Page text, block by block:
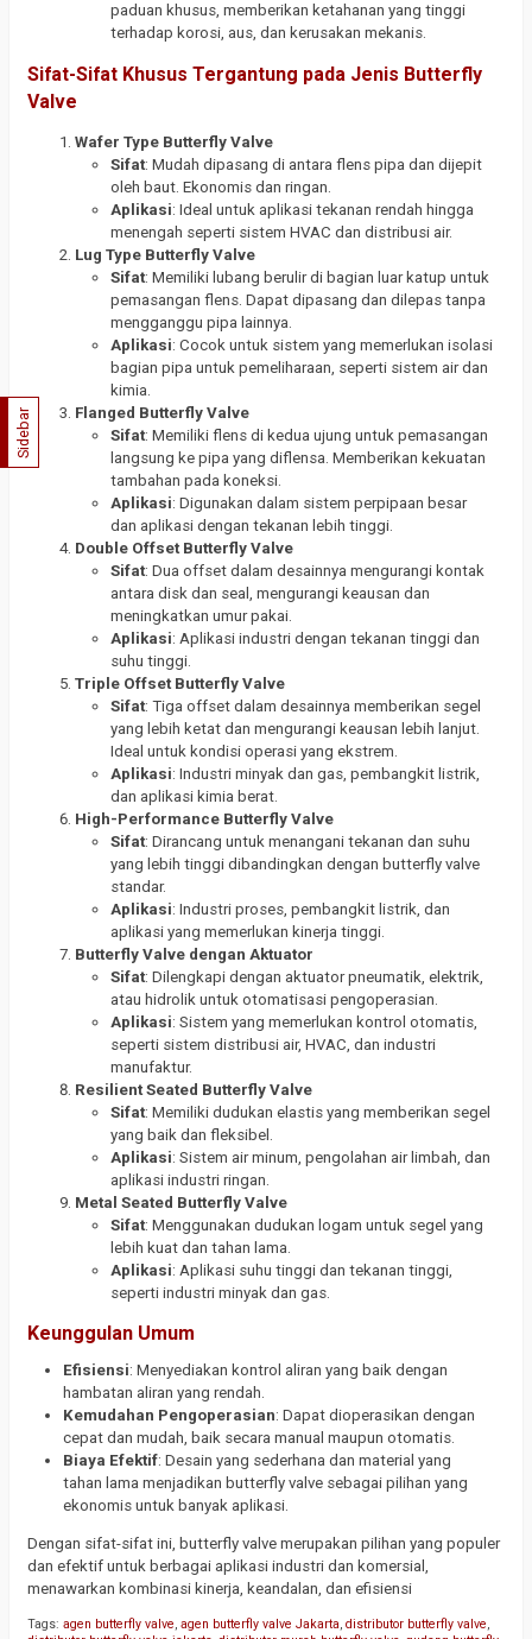
paduan khusus, memberikan ketahanan yang tinggi
terhadap korosi, aus, dan kerusakan mekanis.
Sifat-Sifat Khusus Tergantung pada Jenis Butterfly
Valve
Wafer Type Butterfly Valve
Sifat: Mudah dipasang di antara flens pipa dan dijepit
oleh baut. Ekonomis dan ringan.
Aplikasi: Ideal untuk aplikasi tekanan rendah hingga
menengah seperti sistem HVAC dan distribusi air.
Lug Type Butterfly Valve
Sifat: Memiliki lubang berulir di bagian luar katup untuk
pemasangan flens. Dapat dipasang dan dilepas tanpa
mengganggu pipa lainnya.
Aplikasi: Cocok untuk sistem yang memerlukan isolasi
bagian pipa untuk pemeliharaan, seperti sistem air dan
kimia.
Flanged Butterfly Valve
Sifat: Memiliki flens di kedua ujung untuk pemasangan
langsung ke pipa yang diflensa. Memberikan kekuatan
tambahan pada koneksi.
Aplikasi: Digunakan dalam sistem perpipaan besar
dan aplikasi dengan tekanan lebih tinggi.
Double Offset Butterfly Valve
Sifat: Dua offset dalam desainnya mengurangi kontak
antara disk dan seal, mengurangi keausan dan
meningkatkan umur pakai.
Aplikasi: Aplikasi industri dengan tekanan tinggi dan
suhu tinggi.
Triple Offset Butterfly Valve
Sifat: Tiga offset dalam desainnya memberikan segel
yang lebih ketat dan mengurangi keausan lebih lanjut.
Ideal untuk kondisi operasi yang ekstrem.
Aplikasi: Industri minyak dan gas, pembangkit listrik,
dan aplikasi kimia berat.
High-Performance Butterfly Valve
Sifat: Dirancang untuk menangani tekanan dan suhu
yang lebih tinggi dibandingkan dengan butterfly valve
standar.
Aplikasi: Industri proses, pembangkit listrik, dan
aplikasi yang memerlukan kinerja tinggi.
Butterfly Valve dengan Aktuator
Sifat: Dilengkapi dengan aktuator pneumatik, elektrik,
atau hidrolik untuk otomatisasi pengoperasian.
Aplikasi: Sistem yang memerlukan kontrol otomatis,
seperti sistem distribusi air, HVAC, dan industri
manufaktur.
Resilient Seated Butterfly Valve
Sifat: Memiliki dudukan elastis yang memberikan segel
yang baik dan fleksibel.
Aplikasi: Sistem air minum, pengolahan air limbah, dan
aplikasi industri ringan.
Metal Seated Butterfly Valve
Sifat: Menggunakan dudukan logam untuk segel yang
lebih kuat dan tahan lama.
Aplikasi: Aplikasi suhu tinggi dan tekanan tinggi,
seperti industri minyak dan gas.
Keunggulan Umum
Efisiensi: Menyediakan kontrol aliran yang baik dengan
hambatan aliran yang rendah.
Kemudahan Pengoperasian: Dapat dioperasikan dengan
cepat dan mudah, baik secara manual maupun otomatis.
Biaya Efektif: Desain yang sederhana dan material yang
tahan lama menjadikan butterfly valve sebagai pilihan yang
ekonomis untuk banyak aplikasi.
Dengan sifat-sifat ini, butterfly valve merupakan pilihan yang populer
dan efektif untuk berbagai aplikasi industri dan komersial,
menawarkan kombinasi kinerja, keandalan, dan efisiensi
Tags: agen butterfly valve, agen butterfly valve Jakarta, distributor butterfly valve,
Sidebar